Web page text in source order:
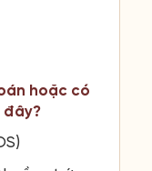
hoặc có
đây?